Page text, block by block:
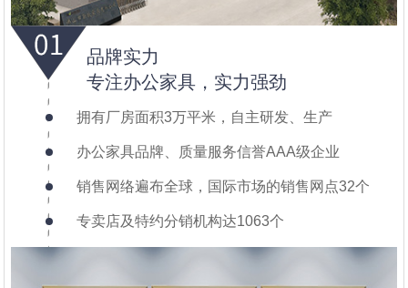
品牌实力
专注办公家具，实力强劲
拥有厂房面积3万平米，自主研发、生产
办公家具品牌、质量服务信誉AAA级企业
销售网络遍布全球，国际市场的销售网点32个
专卖店及特约分销机构达1063个